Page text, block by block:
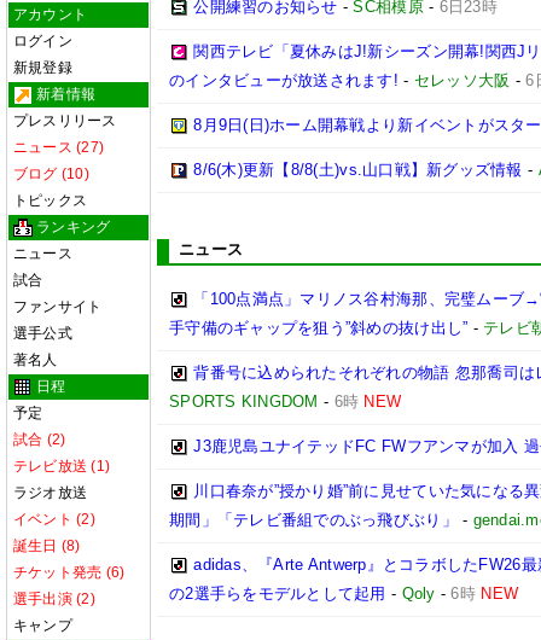
アカウント
ログイン
新規登録
新着情報
プレスリリース
ニュース (27)
ブログ (10)
トピックス
ランキング
ニュース
試合
ファンサイト
選手公式
著名人
日程
予定
試合 (2)
テレビ放送 (1)
ラジオ放送
イベント (2)
誕生日 (8)
チケット発売 (6)
選手出演 (2)
キャンプ
公開練習のお知らせ -SC相模原- 6日23時
関西テレビ「夏休みはJ!新シーズン開幕!関西J
のインタビューが放送されます! - セレッソ大阪 -6
8月9日(日)ホーム開幕戦より新イベントがスタ
8/6(木)更新【8/8(土)vs.山口戦】新グッズ情報 -
ニュース
「100点満点」マリノス谷村海那、完璧ムーブ
手守備のギャップを狙う”斜めの抜け出し” - テレビ
背番号に込められたそれぞれの物語 忽那喬司
SPORTS KINGDOM - 6時 NEW
J3鹿児島ユナイテッドFC FWフアンマが加入
川口春奈が”授かり婚”前に見せていた気になる
期間」「テレビ番組でのぶっ飛びぶり」
-
adidas、『Arte Antwerp』とコラボしたFW26
の2選手らをモデルとして起用 - Qoly -6時 NEW